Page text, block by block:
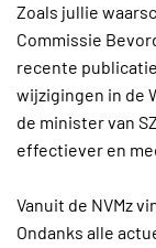
Zoals jullie
Commissie
recente
wijzigingen in de
de minister van
effectiever en
Vanuit de NVMz
Ondanks alle